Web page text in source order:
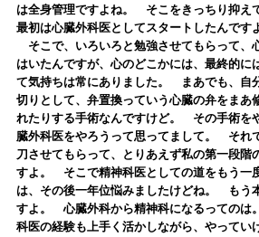
は全身管理ですよね。 そこをきっちり抑え
最初は心臓外科医としてスタートしたんです
そこで、いろいろと勉強させてもらって、
はいたんですが、心のどこかには、最終的に
て気持ちは常にありました。 まあでも、自
切りとして、弁置換っていう心臓の弁をまあ
れたりする手術なんですけど。 その手術を
臓外科医をやろうって思ってまして。 それ
刀させてもらって、とりあえず私の第一段階
すよ。 そこで精神科医としての道をもう一
は、その後一年位悩みましたけどね。 もう
すよ。 心臓外科から精神科になるっての
科医の経験も上手く活かしながら、やってい